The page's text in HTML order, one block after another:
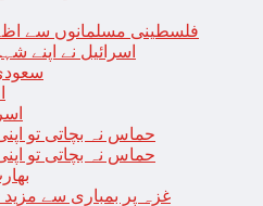
فلسطینی مسلمانوں سے
اسرائیل نے اپنے
حماس نہ بچاتی تو
حماس نہ بچاتی تو
بھارت
غزہ پر بمباری سے مزید 250 شہید ، رملہ میں خاتون فلسطینی سیاستدان گرفتار